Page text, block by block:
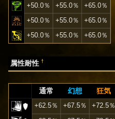
+50.0％
+55.0％
+65.0％
+50.0％
+55.0％
+65.0％
+50.0％
+55.0％ +65.0％
属性耐性†
通常 幻想 狂気
+62.5％ +67.5％
+72.5％